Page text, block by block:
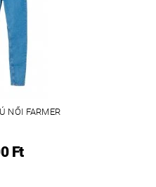
NŐI FARMER
Ft